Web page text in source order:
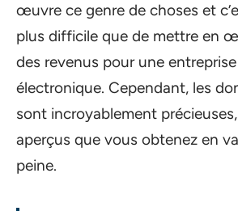
œuvre ce genre de choses et
plus difficile que de mettre en
des revenus pour une
électronique. Cependant, les
sont incroyablement
aperçus que vous obtenez en
peine.